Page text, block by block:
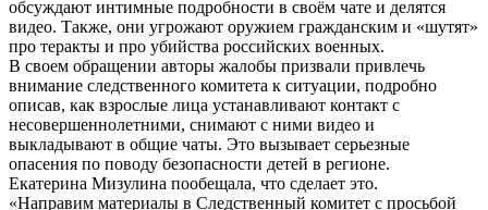
обсуждают интимные подробности в своём чате и делятся
видео. Также, они угрожают оружием гражданским и «шутят»
про теракты и про убийства российских военных.
В своем обращении авторы жалобы призвали привлечь
внимание следственного комитета к ситуации, подробно
описав, как взрослые лица устанавливают контакт с
несовершеннолетними, снимают с ними видео и
выкладывают в общие чаты. Это вызывает серьезные
опасения по поводу безопасности детей в регионе.
Екатерина Мизулина пообещала, что сделает это.
«Направим материалы в Следственный комитет с просьбой